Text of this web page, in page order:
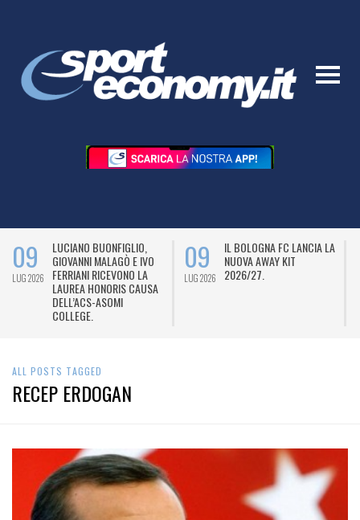
09
LUG 2026
LUCIANO BUONFIGLIO,
GIOVANNI MALAGÒ E IVO
FERRIANI RICEVONO LA
LAUREA HONORIS CAUSA
DELL’ACS-ASOMI
COLLEGE.
09
LUG 2026
IL BOLOGNA FC LANCIA LA
NUOVA AWAY KIT
2026/27.
ALL POSTS TAGGED
RECEP ERDOGAN